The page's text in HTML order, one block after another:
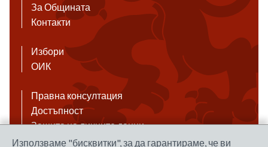
За Общината
Контакти
Избори
ОИК
Правна консултация
Достъпност
Защита на личните данни
Антикорупция
Използваме "бисквитки", за да гарантираме, че ви